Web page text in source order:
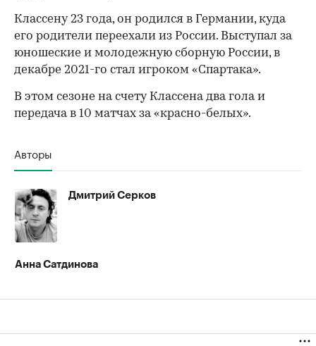
Классену 23 года, он родился в Германии, куда
его родители переехали из России. Выступал за
юношеские и молодежную сборную России, в
декабре 2021-го стал игроком «Спартака».
В этом сезоне на счету Классена два гола и
передача в 10 матчах за «красно-белых».
Авторы
Дмитрий Серков
Анна Сатдинова